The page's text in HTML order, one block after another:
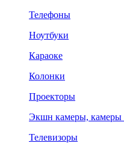
Телефоны
Ноутбуки
Караоке
Колонки
Проекторы
Экшн камеры, камеры
Телевизоры